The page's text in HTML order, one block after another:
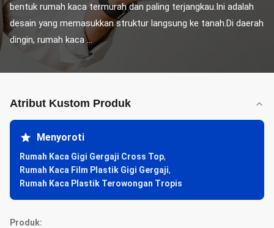
bentuk rumah kaca termurah dan paling terjangkau.Ini adalah
desain yang memasukkan struktur langsung ke tanah.Di daerah
dingin, rumah kaca ...
Atribut Kustom Produk
Menyoroti
Rumah Kaca Gigi Gergaji Cross Top,
Rumah Kaca Film Plastik Gigi Gergaji,
Rumah Kaca Plastik Terowongan Tropis
Produk: